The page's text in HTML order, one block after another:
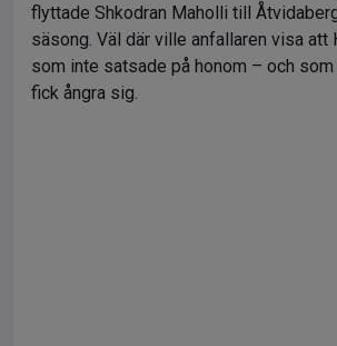
flyttade Shkodran Maholli till
säsong. Väl där ville anfallaren visa att
som inte satsade på honom – och som
fick ångra sig.